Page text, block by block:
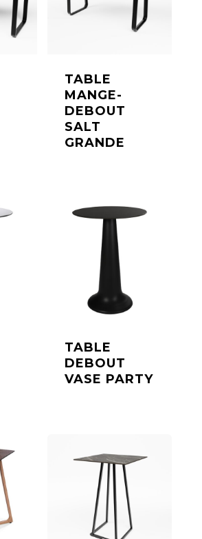
TABLE
MANGE-
DEBOUT
SALT
GRANDE
TABLE
DEBOUT
VASE PARTY